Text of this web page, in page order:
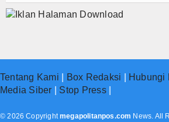
Tentang Kami Box Redaksi Hubungi
Media Siber
Stop Press|
© 2026 Copyrightmegapolitanpos.com News. All